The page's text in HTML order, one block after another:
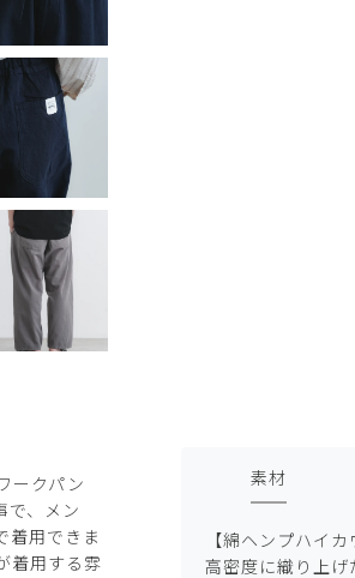
ークパン
で、メン
着用できま
着用する雰
素材
【綿ヘンプハイカ
高密度に織り上げ